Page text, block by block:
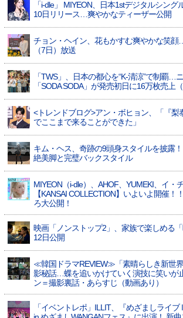
「i-dle」 MIYEON、日本1stデジタルシング
10日リリース…爽やかなティーザー公開
チョン・ヘイン、花もかすむ爽やかな笑
（7日）放送
「TWS」、日本の都心を“K-清涼”で制覇…
「SODA SODA」が発売初日に16万枚売上
<トレンドブログ>アン・ボヒョン、「『梨
でここまで来ることができた」
キム・ヘス、奇跡の9頭身スタイルを披露
絶美脚と完璧バックスタイル
MIYEON（i-dle）、​AHOF​、YUMEKI、イ・
【KANSAI COLLECTION】いよいよ開催！
ろ大公開！
映画「ノンストップ2」、家族で楽しめる
12日公開
≪韓国ドラマREVIEW≫「素晴らしき新世
影秘話…蝶を追いかけていく演技に笑いが
ン＝撮影裏話・あらすじ（動画あり）
「イベントレポ」ILLIT、『めざましライブ